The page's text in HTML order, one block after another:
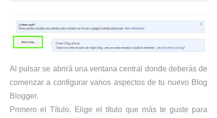
Al pulsar se abrirá una ventana central donde deberás de
comenzar a configurar varios aspectos de tu nuevo Blog
Blogger.
Primero el Título. Elige el título que más te guste para